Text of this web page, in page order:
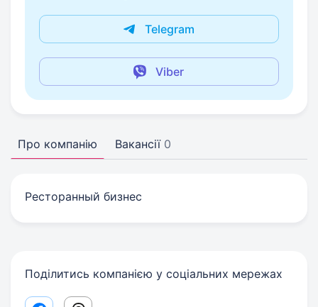
Telegram
Viber
Про компанію Вакансії 0
Ресторанный бизнес
Поділитись компанією у соціальних мережах